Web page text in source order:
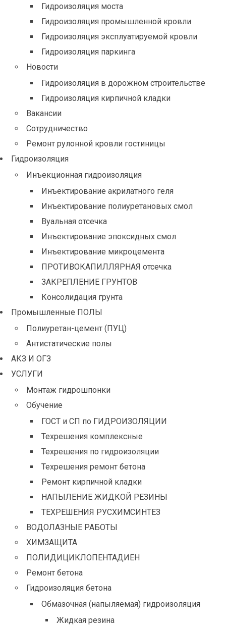
Гидроизоляция моста
Гидроизоляция промышленной кровли
Гидроизоляция эксплуатируемой кровли
Гидроизоляция паркинга
Новости
Гидроизоляция в дорожном строительстве
Гидроизоляция кирпичной кладки
Вакансии
Сотрудничество
Ремонт рулонной кровли гостиницы
Гидроизоляция
Инъекционная гидроизоляция
Инъектирование акрилатного геля
Инъектирование полиуретановых смол
Вуальная отсечка
Инъектирование эпоксидных смол
Инъектирование микроцемента
ПРОТИВОКАПИЛЛЯРНАЯ отсечка
ЗАКРЕПЛЕНИЕ ГРУНТОВ
Консолидация грунта
Промышленные ПОЛЫ
Полиуретан-цемент (ПУЦ)
Антистатические полы
АКЗ И ОГЗ
УСЛУГИ
Монтаж гидрошпонки
Обучение
ГОСТ и СП по ГИДРОИЗОЛЯЦИИ
Техрешения комплексные
Техрешения по гидроизоляции
Техрешения ремонт бетона
Ремонт кирпичной кладки
НАПЫЛЕНИЕ ЖИДКОЙ РЕЗИНЫ
ТЕХРЕШЕНИЯ РУСХИМСИНТЕЗ
ВОДОЛАЗНЫЕ РАБОТЫ
ХИМЗАЩИТА
ПОЛИДИЦИКЛОПЕНТАДИЕН
Ремонт бетона
Гидроизоляция бетона
Обмазочная (напыляемая) гидроизоляция
Жидкая резина